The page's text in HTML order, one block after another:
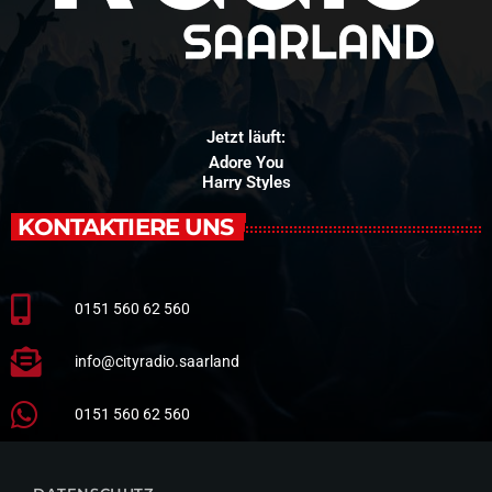
Jetzt läuft:
Adore You
Harry Styles
KONTAKTIERE UNS
0151 560 62 560
info@cityradio.saarland
0151 560 62 560